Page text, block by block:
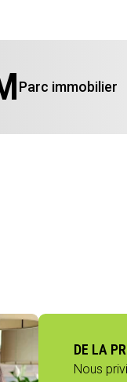
Parc immobilier
DE LA
Nous